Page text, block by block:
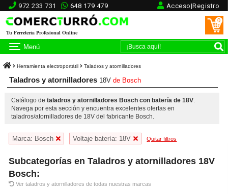
972 233 731 648 179 479 Acceso|Registro
Tu Ferretería Profesional Online
0
Menú
Herramienta electroportátil Taladros y atornilladores
Taladros y atornilladores 18Vde Bosch
Catálogo de taladros y atornilladores Bosch con batería de 18V.
Navega por esta sección y encuentra excelentes ofertas en
taladros/atornilladores de 18V del fabricante Bosch.
Marca: Bosch Voltaje batería: 18V Quitar filtros
Subcategorías en Taladros y atornilladores 18V
Bosch:
Ver taladros y atornilladores de todas nuestras marcas